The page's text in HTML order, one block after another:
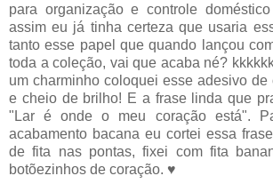
para organização e controle
assim eu já tinha certeza que usaria
tanto esse papel que quando lançou
toda a coleção, vai que acaba né?
um charminho coloquei esse adesivo
e cheio de brilho! E a frase linda que
"Lar é onde o meu coração está".
acabamento bacana eu cortei essa
de fita nas pontas, fixei com fita
botõezinhos de coração. ♥